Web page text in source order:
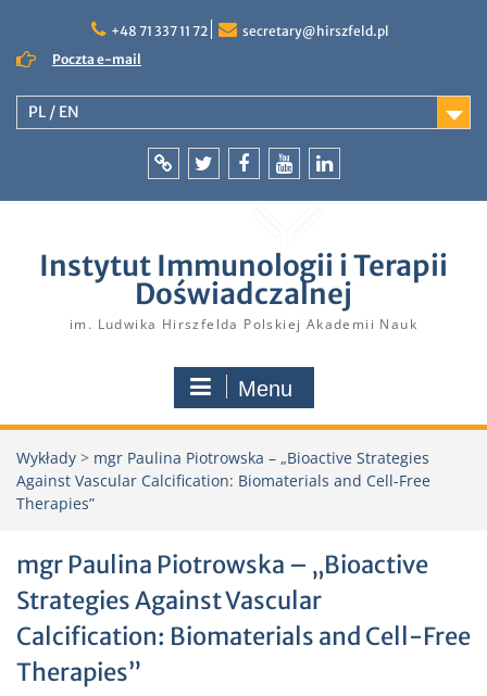
content
+48 71 337 11 72
secretary@hirszfeld.pl
Poczta e-mail
PL / EN
Instytut Immunologii i Terapii
Doświadczalnej
im. Ludwika Hirszfelda Polskiej Akademii Nauk
Menu
Wykłady > mgr Paulina Piotrowska – „Bioactive Strategies
Against Vascular Calcification: Biomaterials and Cell-Free
Therapies”
mgr Paulina Piotrowska – „Bioactive
Strategies Against Vascular
Calcification: Biomaterials and Cell-Free
Therapies”